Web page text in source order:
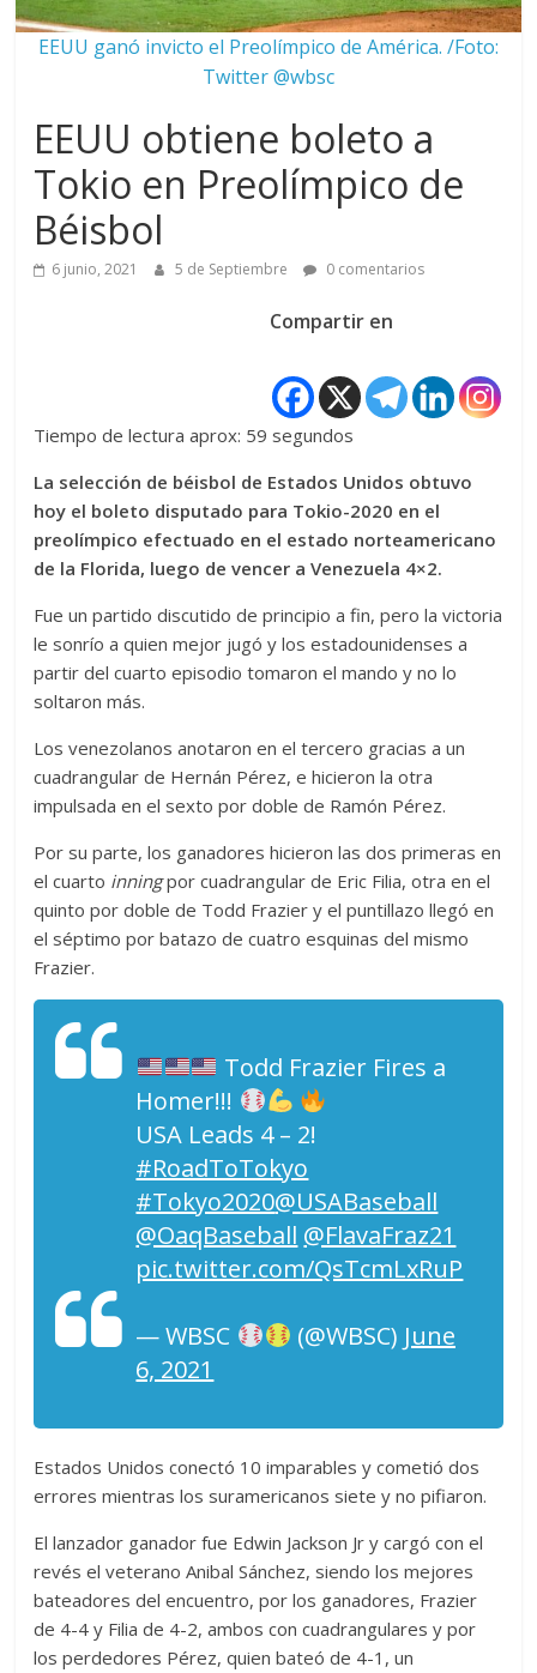
EEUU ganó invicto el Preolímpico de América. /Foto:
Twitter @wbsc
EEUU obtiene boleto a
Tokio en Preolímpico de
Béisbol
6 junio, 2021 5 de Septiembre 0 comentarios
Compartir en
Tiempo de lectura aprox: 59 segundos
La selección de béisbol de Estados Unidos obtuvo
hoy el boleto disputado para Tokio-2020 en el
preolímpico efectuado en el estado norteamericano
de la Florida, luego de vencer a Venezuela 4×2.
Fue un partido discutido de principio a fin, pero la victoria
le sonrío a quien mejor jugó y los estadounidenses a
partir del cuarto episodio tomaron el mando y no lo
soltaron más.
Los venezolanos anotaron en el tercero gracias a un
cuadrangular de Hernán Pérez, e hicieron la otra
impulsada en el sexto por doble de Ramón Pérez.
Por su parte, los ganadores hicieron las dos primeras en
el cuarto inningpor cuadrangular de Eric Filia, otra en el
quinto por doble de Todd Frazier y el puntillazo llegó en
el séptimo por batazo de cuatro esquinas del mismo
Frazier.
Todd Frazier Fires a
Homer!!!
USA Leads 4 – 2!
#RoadToTokyo
#Tokyo2020@USABaseball
@OaqBaseball @FlavaFraz21
pic.twitter.com/QsTcmLxRuP
— WBSC (@WBSC) June
6, 2021
Estados Unidos conectó 10 imparables y cometió dos
errores mientras los suramericanos siete y no pifiaron.
El lanzador ganador fue Edwin Jackson Jr y cargó con el
revés el veterano Anibal Sánchez, siendo los mejores
bateadores del encuentro, por los ganadores, Frazier
de 4-4 y Filia de 4-2, ambos con cuadrangulares y por
los perdedores Pérez, quien bateó de 4-1, un